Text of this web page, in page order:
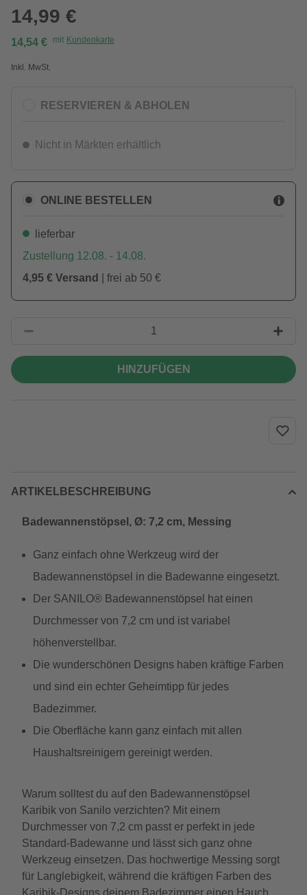
14,99 €
14,54 € mit Kundenkarte
Inkl. MwSt.
RESERVIEREN & ABHOLEN
Nicht in Märkten erhältlich
ONLINE BESTELLEN
lieferbar
Zustellung 12.08. - 14.08.
4,95 € Versand
| frei ab 50 €
HINZUFÜGEN
ARTIKELBESCHREIBUNG
Badewannenstöpsel, Ø: 7,2 cm, Messing
Ganz einfach ohne Werkzeug wird der
Badewannenstöpsel in die Badewanne eingesetzt.
Der SANILO® Badewannenstöpsel hat einen
Durchmesser von 7,2 cm und ist variabel
höhenverstellbar.
Die wunderschönen Designs haben kräftige Farben
und sind ein echter Geheimtipp für jedes
Badezimmer.
Die Oberfläche kann ganz einfach mit allen
Haushaltsreinigern gereinigt werden.
Warum solltest du auf den Badewannenstöpsel
Karibik von Sanilo verzichten? Mit einem
Durchmesser von 7,2 cm passt er perfekt in jede
Standard-Badewanne und lässt sich ganz ohne
Werkzeug einsetzen. Das hochwertige Messing sorgt
für Langlebigkeit, während die kräftigen Farben des
Karibik-Designs deinem Badezimmer einen Hauch